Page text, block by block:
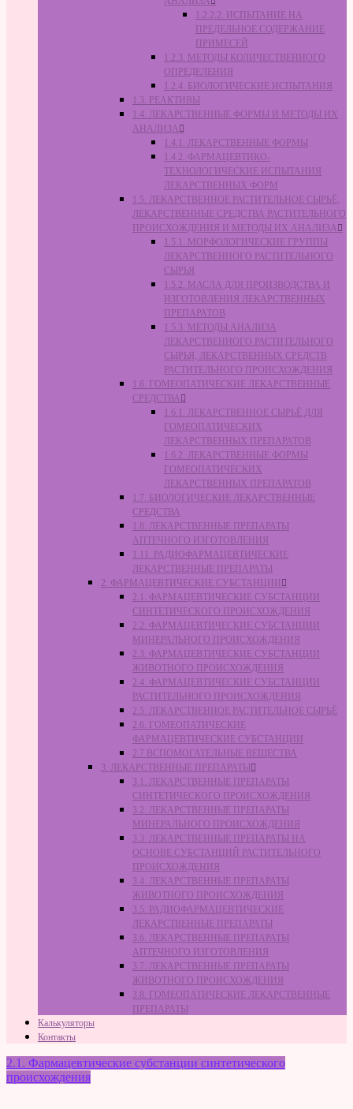
1.2.2.2. ИСПЫТАНИЕ НА
ПРЕДЕЛЬНОЕ СОДЕРЖАНИЕ
ПРИМЕСЕЙ
1.2.3. МЕТОДЫ КОЛИЧЕСТВЕННОГО
ОПРЕДЕЛЕНИЯ
1.2.4. БИОЛОГИЧЕСКИЕ ИСПЫТАНИЯ
1.3. РЕАКТИВЫ
1.4. ЛЕКАРСТВЕННЫЕ ФОРМЫ И МЕТОДЫ ИХ
АНАЛИЗА
1.4.1. ЛЕКАРСТВЕННЫЕ ФОРМЫ
1.4.2. ФАРМАЦЕВТИКО-
ТЕХНОЛОГИЧЕСКИЕ ИСПЫТАНИЯ
ЛЕКАРСТВЕННЫХ ФОРМ
1.5. ЛЕКАРСТВЕННОЕ РАСТИТЕЛЬНОЕ СЫРЬЁ,
ЛЕКАРСТВЕННЫЕ СРЕДСТВА РАСТИТЕЛЬНОГО
ПРОИСХОЖДЕНИЯ И МЕТОДЫ ИХ АНАЛИЗА
1.5.1. МОРФОЛОГИЧЕСКИЕ ГРУППЫ
ЛЕКАРСТВЕННОГО РАСТИТЕЛЬНОГО
СЫРЬЯ
1.5.2. МАСЛА ДЛЯ ПРОИЗВОДСТВА И
ИЗГОТОВЛЕНИЯ ЛЕКАРСТВЕННЫХ
ПРЕПАРАТОВ
1.5.3. МЕТОДЫ АНАЛИЗА
ЛЕКАРСТВЕННОГО РАСТИТЕЛЬНОГО
СЫРЬЯ, ЛЕКАРСТВЕННЫХ СРЕДСТВ
РАСТИТЕЛЬНОГО ПРОИСХОЖДЕНИЯ
1.6. ГОМЕОПАТИЧЕСКИЕ ЛЕКАРСТВЕННЫЕ
СРЕДСТВА
1.6.1. ЛЕКАРСТВЕННОЕ СЫРЬЁ ДЛЯ
ГОМЕОПАТИЧЕСКИХ
ЛЕКАРСТВЕННЫХ ПРЕПАРАТОВ
1.6.2. ЛЕКАРСТВЕННЫЕ ФОРМЫ
ГОМЕОПАТИЧЕСКИХ
ЛЕКАРСТВЕННЫХ ПРЕПАРАТОВ
1.7. БИОЛОГИЧЕСКИЕ ЛЕКАРСТВЕННЫЕ
СРЕДСТВА
1.8. ЛЕКАРСТВЕННЫЕ ПРЕПАРАТЫ
АПТЕЧНОГО ИЗГОТОВЛЕНИЯ
1.11. РАДИОФАРМАЦЕВТИЧЕСКИЕ
ЛЕКАРСТВЕННЫЕ ПРЕПАРАТЫ
2. ФАРМАЦЕВТИЧЕСКИЕ СУБСТАНЦИИ
2.1. ФАРМАЦЕВТИЧЕСКИЕ СУБСТАНЦИИ
СИНТЕТИЧЕСКОГО ПРОИСХОЖДЕНИЯ
2.2. ФАРМАЦЕВТИЧЕСКИЕ СУБСТАНЦИИ
МИНЕРАЛЬНОГО ПРОИСХОЖДЕНИЯ
2.3. ФАРМАЦЕВТИЧЕСКИЕ СУБСТАНЦИИ
ЖИВОТНОГО ПРОИСХОЖДЕНИЯ
2.4. ФАРМАЦЕВТИЧЕСКИЕ СУБСТАНЦИИ
РАСТИТЕЛЬНОГО ПРОИСХОЖДЕНИЯ
2.5. ЛЕКАРСТВЕННОЕ РАСТИТЕЛЬНОЕ СЫРЬЁ
2.6. ГОМЕОПАТИЧЕСКИЕ
ФАРМАЦЕВТИЧЕСКИЕ СУБСТАНЦИИ
2.7 ВСПОМОГАТЕЛЬНЫЕ ВЕЩЕСТВА
3. ЛЕКАРСТВЕННЫЕ ПРЕПАРАТЫ
3.1. ЛЕКАРСТВЕННЫЕ ПРЕПАРАТЫ
СИНТЕТИЧЕСКОГО ПРОИСХОЖДЕНИЯ
3.2. ЛЕКАРСТВЕННЫЕ ПРЕПАРАТЫ
МИНЕРАЛЬНОГО ПРОИСХОЖДЕНИЯ
3.3. ЛЕКАРСТВЕННЫЕ ПРЕПАРАТЫ НА
ОСНОВЕ СУБСТАНЦИЙ РАСТИТЕЛЬНОГО
ПРОИСХОЖДЕНИЯ
3.4. ЛЕКАРСТВЕННЫЕ ПРЕПАРАТЫ
ЖИВОТНОГО ПРОИСХОЖДЕНИЯ
3.5. РАДИОФАРМАЦЕВТИЧЕСКИЕ
ЛЕКАРСТВЕННЫЕ ПРЕПАРАТЫ
3.6. ЛЕКАРСТВЕННЫЕ ПРЕПАРАТЫ
АПТЕЧНОГО ИЗГОТОВЛЕНИЯ
3.7. ЛЕКАРСТВЕННЫЕ ПРЕПАРАТЫ
ЖИВОТНОГО ПРОИСХОЖДЕНИЯ
3.8. ГОМЕОПАТИЧЕСКИЕ ЛЕКАРСТВЕННЫЕ
ПРЕПАРАТЫ
Калькуляторы
Контакты
2.1. Фармацевтические субстанции синтетического
происхождения